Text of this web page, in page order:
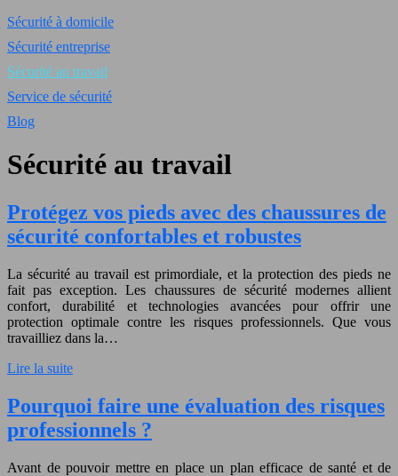
Sécurité à domicile
Sécurité entreprise
Sécurité au travail
Service de sécurité
Blog
Sécurité au travail
Protégez vos pieds avec des chaussures de
sécurité confortables et robustes
La sécurité au travail est primordiale, et la protection des pieds ne
fait pas exception. Les chaussures de sécurité modernes allient
confort, durabilité et technologies avancées pour offrir une
protection optimale contre les risques professionnels. Que vous
travailliez dans la…
Lire la suite
Pourquoi faire une évaluation des risques
professionnels ?
Avant de pouvoir mettre en place un plan efficace de santé et de